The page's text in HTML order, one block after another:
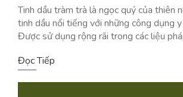
Tinh dầu tràm trà là ngọc quý của thiên
tinh dầu nổi tiếng với những công dụng
Được sử dụng rộng rãi trong các liệu
chăm sóc da và thuốc […]
Đọc Tiếp